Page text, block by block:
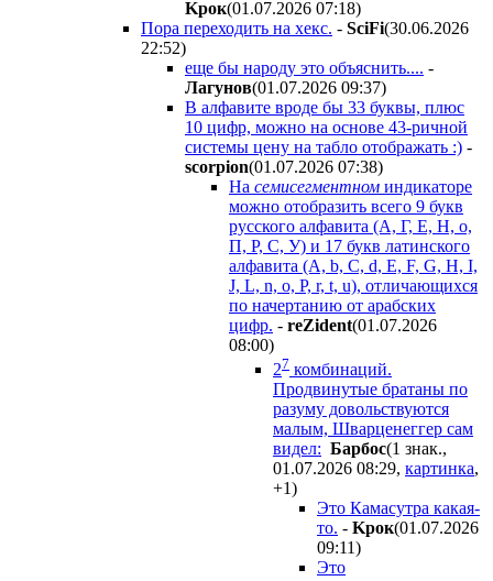
Kpoк(01.07.2026 07:18)
Пора переходить на хекс. - SciFi(30.06.2026
22:52)
еще бы народу это объяснить.... -
Лaгyнoв(01.07.2026 09:37)
В алфавите вроде бы 33 буквы, плюс
10 цифр, можно на основе 43-ричной
системы цену на табло отображать :) -
scorpion(01.07.2026 07:38)
На семисегментном индикаторе
можно отобразить всего 9 букв
русского алфавита (А, Г, Е, Н, о,
П, Р, С, У) и 17 букв латинского
алфавита (A, b, C, d, E, F, G, H, I,
J, L, n, o, P, r, t, u), отличающихся
по начертанию от арабских
цифр. - reZident(01.07.2026
08:00)
27 комбинаций.
Продвинутые братаны по
разуму довольствуются
малым, Шварценеггер сам
видел: Бapбoc(1 знак.,
01.07.2026 08:29, картинка,
+1)
Это Камасутра какая-
то. - Kpoк(01.07.2026
09:11)
Это